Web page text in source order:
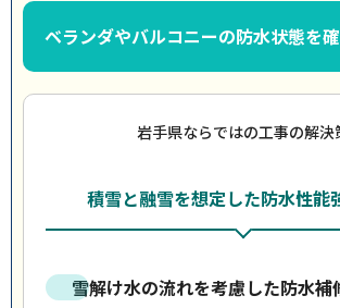
ベランダやバルコニーの防水状態を
岩手県ならではの工事の解決
積雪と融雪を想定した防水性能
雪解け水の流れを考慮した防水補